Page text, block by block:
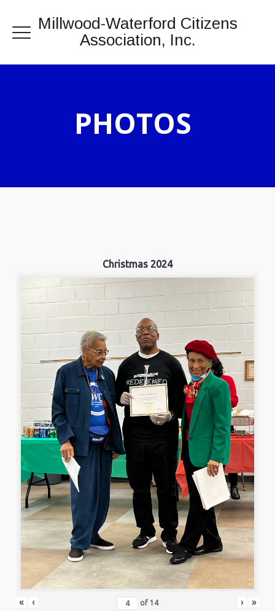
Millwood-Waterford Citizens
Association, Inc.
PHOTOS
Christmas 2024
« ‹ of 14 › »